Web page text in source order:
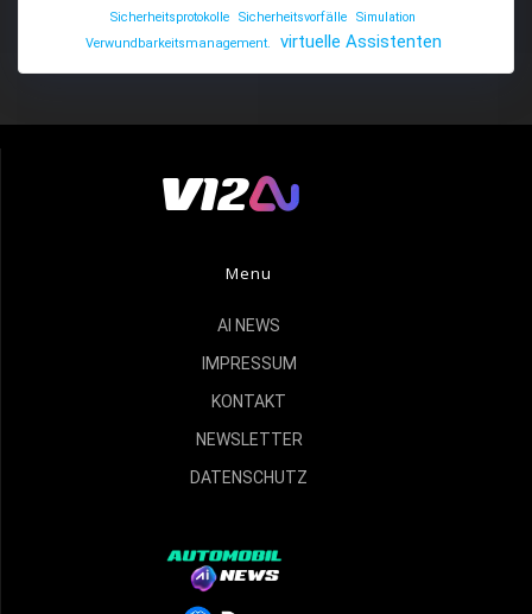
Sicherheitsprotokolle
Sicherheitsvorfälle
Simulation
Verwundbarkeitsmanagement.
virtuelle Assistenten
Menu
AI NEWS
IMPRESSUM
KONTAKT
NEWSLETTER
DATENSCHUTZ